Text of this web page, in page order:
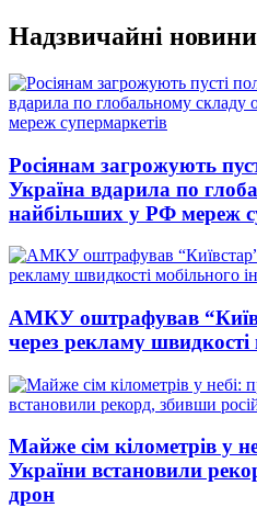
Перейти
до
вмісту
Надзвичайні новини
Росіянам загрожують
Україна вдарила по
найбільших у РФ мереж
АМКУ оштрафував
через рекламу швидкості
Майже сім кілометрів у
України встановили
дрон